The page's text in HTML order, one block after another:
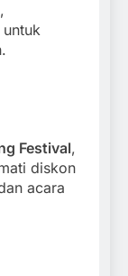
Festival,
diskon
acara